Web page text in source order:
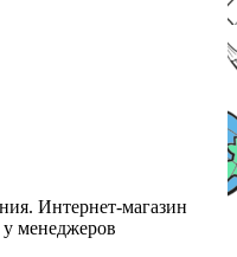
Интернет-магазин
у менеджеров